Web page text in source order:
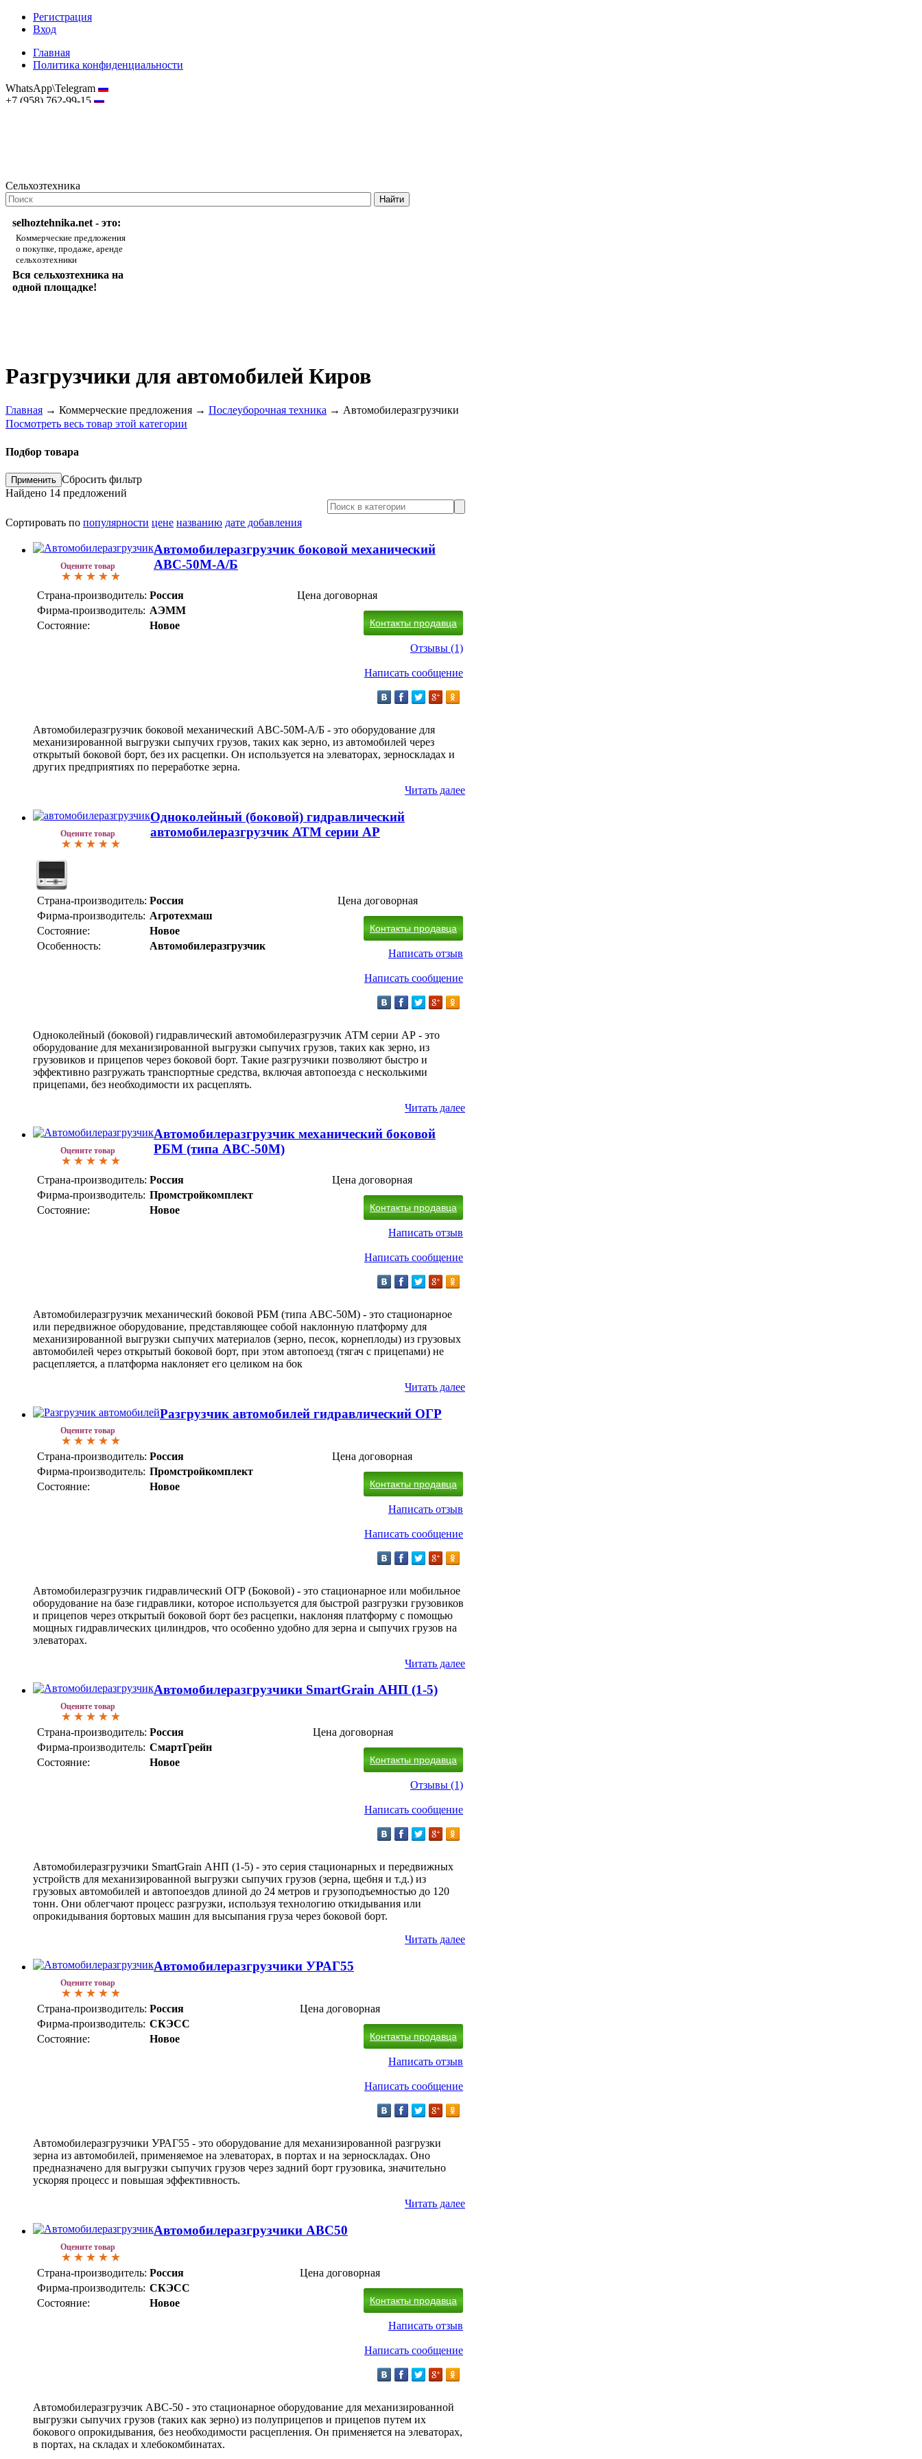
Регистрация
Вход
Главная
Политика конфиденциальности
WhatsApp\Telegram
+7 (958) 762-99-15
Сельхозтехника
selhoztehnika.net - это:
Коммерческие предложения
о покупке, продаже, аренде
сельхозтехники
Вся сельхозтехника на
одной площадке!
Разгрузчики для автомобилей Киров
Главная → Коммерческие предложения → Послеуборочная техника → Автомобилеразгрузчики
Посмотреть весь товар этой категории
Подбор товара
Сбросить фильтр
Найдено 14 предложений
Сортировать по популярности цене названию дате добавления
Оцените товар
Автомобилеразгрузчик боковой механический
АВС-50М-А/Б
Страна-производитель: Россия
Фирма-производитель: АЭММ
Состояние:
Новое
Цена договорная
Контакты продавца
Отзывы (1)
Написать сообщение
Автомобилеразгрузчик боковой механический АВС-50М-А/Б - это оборудование для
механизированной выгрузки сыпучих грузов, таких как зерно, из автомобилей через
открытый боковой борт, без их расцепки. Он используется на элеваторах, зерноскладах и
других предприятиях по переработке зерна.
Читать далее
Оцените товар
Одноколейный (боковой) гидравлический
автомобилеразгрузчик АТМ серии АР
Страна-производитель: Россия
Фирма-производитель: Агротехмаш
Состояние:
Новое
Особенность:
Автомобилеразгрузчик
Цена договорная
Контакты продавца
Написать отзыв
Написать сообщение
Одноколейный (боковой) гидравлический автомобилеразгрузчик АТМ серии АР - это
оборудование для механизированной выгрузки сыпучих грузов, таких как зерно, из
грузовиков и прицепов через боковой борт. Такие разгрузчики позволяют быстро и
эффективно разгружать транспортные средства, включая автопоезда с несколькими
прицепами, без необходимости их расцеплять.
Читать далее
Оцените товар
Автомобилеразгрузчик механический боковой
РБМ (типа АВС-50М)
Страна-производитель: Россия
Фирма-производитель: Промстройкомплект
Состояние:
Новое
Цена договорная
Контакты продавца
Написать отзыв
Написать сообщение
Автомобилеразгрузчик механический боковой РБМ (типа АВС-50М) - это стационарное
или передвижное оборудование, представляющее собой наклонную платформу для
механизированной выгрузки сыпучих материалов (зерно, песок, корнеплоды) из грузовых
автомобилей через открытый боковой борт, при этом автопоезд (тягач с прицепами) не
расцепляется, а платформа наклоняет его целиком на бок
Читать далее
Оцените товар
Разгрузчик автомобилей гидравлический ОГР
Страна-производитель: Россия
Фирма-производитель: Промстройкомплект
Состояние:
Новое
Цена договорная
Контакты продавца
Написать отзыв
Написать сообщение
Автомобилеразгрузчик гидравлический ОГР (Боковой) - это стационарное или мобильное
оборудование на базе гидравлики, которое используется для быстрой разгрузки грузовиков
и прицепов через открытый боковой борт без расцепки, наклоняя платформу с помощью
мощных гидравлических цилиндров, что особенно удобно для зерна и сыпучих грузов на
элеваторах.
Читать далее
Оцените товар
Автомобилеразгрузчики SmartGrain АНП (1-5)
Страна-производитель: Россия
Фирма-производитель: СмартГрейн
Состояние:
Новое
Цена договорная
Контакты продавца
Отзывы (1)
Написать сообщение
Автомобилеразгрузчики SmartGrain АНП (1-5) - это серия стационарных и передвижных
устройств для механизированной выгрузки сыпучих грузов (зерна, щебня и т.д.) из
грузовых автомобилей и автопоездов длиной до 24 метров и грузоподъемностью до 120
тонн. Они облегчают процесс разгрузки, используя технологию откидывания или
опрокидывания бортовых машин для высыпания груза через боковой борт.
Читать далее
Оцените товар
Автомобилеразгрузчики УРАГ55
Страна-производитель: Россия
Фирма-производитель: СКЭСС
Состояние:
Новое
Цена договорная
Контакты продавца
Написать отзыв
Написать сообщение
Автомобилеразгрузчики УРАГ55 - это оборудование для механизированной разгрузки
зерна из автомобилей, применяемое на элеваторах, в портах и на зерноскладах. Оно
предназначено для выгрузки сыпучих грузов через задний борт грузовика, значительно
ускоряя процесс и повышая эффективность.
Читать далее
Оцените товар
Автомобилеразгрузчики АВС50
Страна-производитель: Россия
Фирма-производитель: СКЭСС
Состояние:
Новое
Цена договорная
Контакты продавца
Написать отзыв
Написать сообщение
Автомобилеразгрузчик АВС-50 - это стационарное оборудование для механизированной
выгрузки сыпучих грузов (таких как зерно) из полуприцепов и прицепов путем их
бокового опрокидывания, без необходимости расцепления. Он применяется на элеваторах,
в портах, на складах и хлебокомбинатах.